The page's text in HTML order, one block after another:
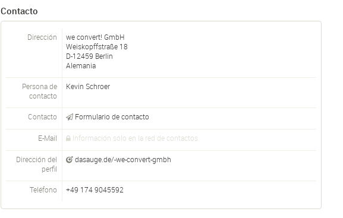
Contacto
Dirección
we convert! GmbH
Weiskopffstraße 18
D-12459 Berlin
Alemania
Persona de
contacto
Kevin Schroer
Contacto Formulario de contacto
E-Mail Información sólo en la red de contactos
Dirección del
perfil
dasauge.de/-we-convert-gmbh
Teléfono +49 174 9045592